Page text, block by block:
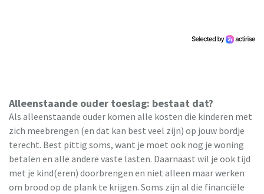
Alleenstaande ouder toeslag: bestaat dat?
Als alleenstaande ouder komen alle kosten die kinderen met
zich meebrengen (en dat kan best veel zijn) op jouw bordje
terecht. Best pittig soms, want je moet ook nog je woning
betalen en alle andere vaste lasten. Daarnaast wil je ook tijd
met je kind(eren) doorbrengen en niet alleen maar werken
om brood op de plank te krijgen. Soms zijn al die financiële